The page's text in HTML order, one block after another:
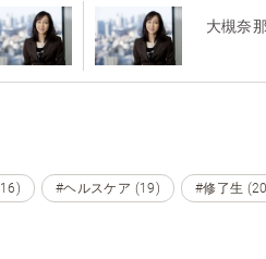
大槻奈
#ヘルスケア (19) #修了生